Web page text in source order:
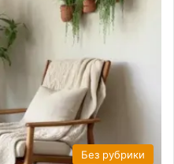
Без рубрики